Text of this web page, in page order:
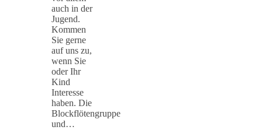
auch in der
Jugend.
Kommen
Sie gerne
auf uns zu,
wenn Sie
oder Ihr
Kind
Interesse
haben. Die
Blockflötengruppe
und…